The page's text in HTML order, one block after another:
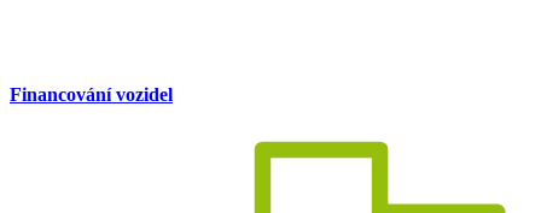
Financování vozidel